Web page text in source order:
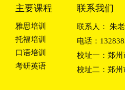
主要课程
雅思培训
托福培训
口语培训
考研英语
联系我们
联系人： 朱
电话：
校址一：郑州
校址二：郑州